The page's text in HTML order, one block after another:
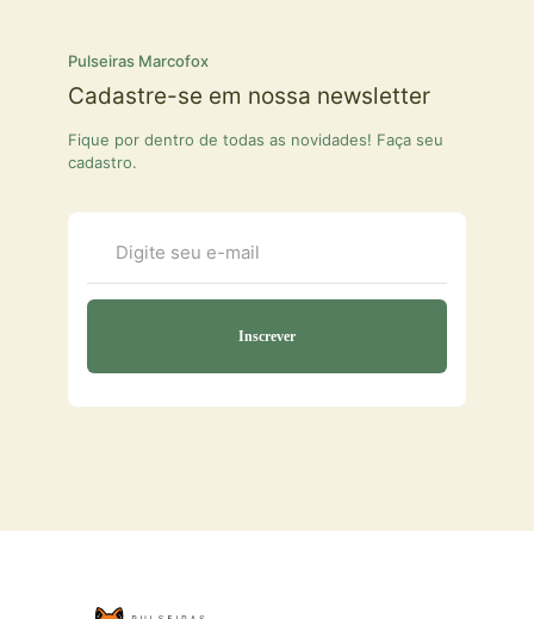
Pulseiras Marcofox
Cadastre-se em nossa newsletter
Fique por dentro de todas as novidades! Faça seu
cadastro.